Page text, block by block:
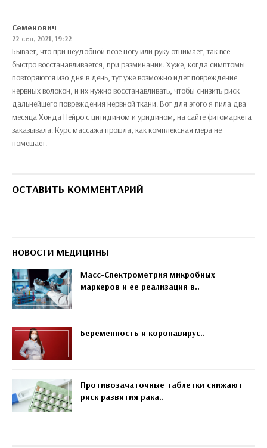
Семенович
22-сен, 2021, 19:22
Бывает, что при неудобной позе ногу или руку отнимает, так все
быстро восстанавливается, при разминании. Хуже, когда симптомы
повторяются изо дня в день, тут уже возможно идет повреждение
нервных волокон, и их нужно восстанавливать, чтобы снизить риск
дальнейшего повреждения нервной ткани. Вот для этого я пила два
месяца Хонда Нейро с цитидином и уридином, на сайте фитомаркета
заказывала. Курс массажа прошла, как комплексная мера не
помешает.
ОСТАВИТЬ КОММЕНТАРИЙ
НОВОСТИ МЕДИЦИНЫ
Масс-Спектрометрия микробных
маркеров и ее реализация в..
Беременность и коронавирус..
Противозачаточные таблетки снижают
риск развития рака..